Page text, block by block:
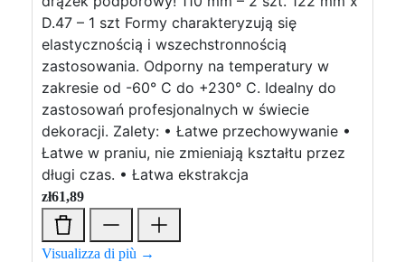
D.47 – 1 szt Formy charakteryzują się
elastycznością i wszechstronnością
zastosowania. Odporny na temperatury w
zakresie od -60° C do +230° C. Idealny do
zastosowań profesjonalnych w świecie
dekoracji. Zalety: • Łatwe przechowywanie •
Łatwe w praniu, nie zmieniają kształtu przez
długi czas. • Łatwa ekstrakcja
zł61,89
Visualizza di più →